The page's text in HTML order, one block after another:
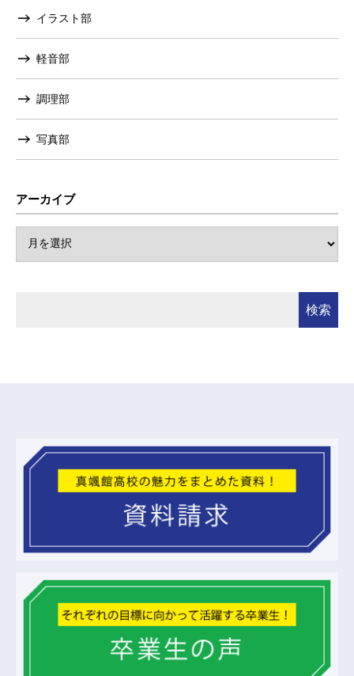
イラスト部
軽音部
調理部
写真部
アーカイブ